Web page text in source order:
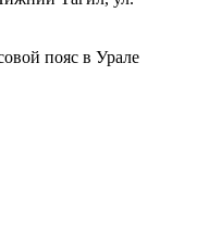
пояс в Урале